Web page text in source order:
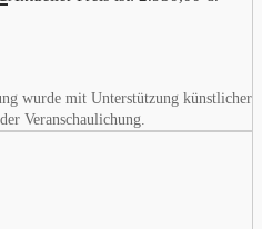
wurde mit Unterstützung künstlicher
Veranschaulichung.